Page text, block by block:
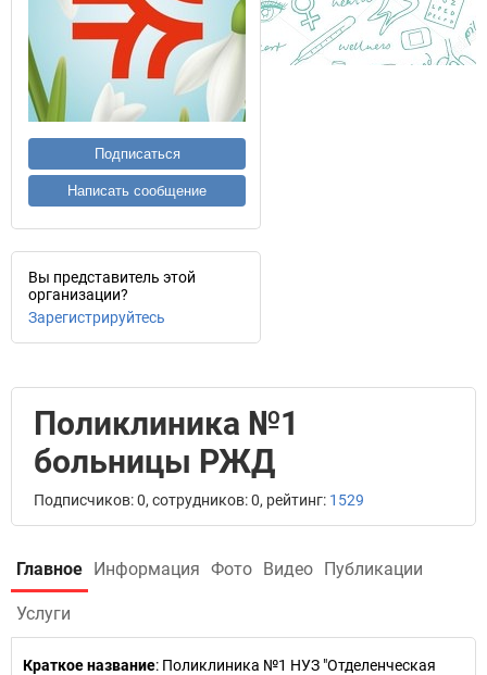
Подписаться
Написать сообщение
Вы представитель этой
организации?
Зарегистрируйтесь
Поликлиника №1
больницы РЖД
Подписчиков: 0, сотрудников: 0, рейтинг: 1529
Главное Информация Фото Видео Публикации
Услуги
Краткое название: Поликлиника №1 НУЗ "Отделенческая